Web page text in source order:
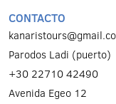
CONTACTO
Parodos Ladi (puerto)
+30 22710 42490
Αvenida Egeo 12